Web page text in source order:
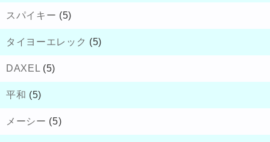
スパイキー (5)
タイヨーエレック (5)
DAXEL (5)
平和 (5)
メーシー (5)